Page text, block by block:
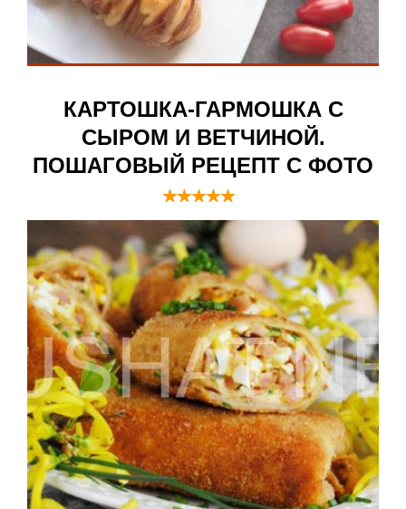
КАРТОШКА-ГАРМОШКА С
СЫРОМ И ВЕТЧИНОЙ.
ПОШАГОВЫЙ РЕЦЕПТ С ФОТО